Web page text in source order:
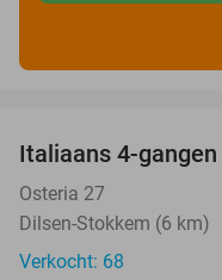
Italiaans 4-
Osteria 27
Dilsen-Stokkem (6 km)
Verkocht: 68